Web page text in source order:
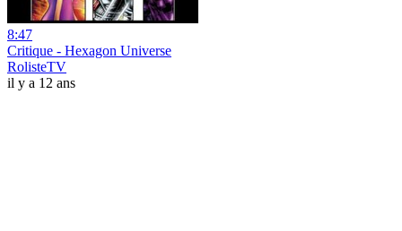
8:47
Critique - Hexagon Universe
RolisteTV
il y a 12 ans